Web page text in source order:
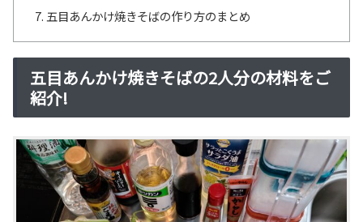
五目あんかけ焼きそばの作り方のまとめ
五目あんかけ焼きそばの2人分の材料をご
紹介!